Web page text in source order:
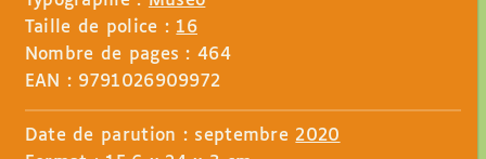
Taille de police : 16
Nombre de pages : 464
EAN : 9791026909972
Date de parution : septembre 2020